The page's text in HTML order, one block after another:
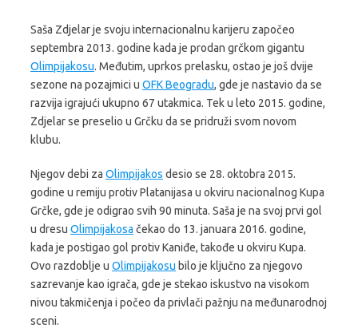
Saša Zdjelar je svoju internacionalnu karijeru započeo
septembra 2013. godine kada je prodan grčkom gigantu
Olimpijakosu. Međutim, uprkos prelasku, ostao je još dvije
sezone na pozajmici u OFK Beogradu, gde je nastavio da se
razvija igrajući ukupno 67 utakmica. Tek u leto 2015. godine,
Zdjelar se preselio u Grčku da se pridruži svom novom
klubu.
Njegov debi za Olimpijakos desio se 28. oktobra 2015.
godine u remiju protiv Platanijasa u okviru nacionalnog Kupa
Grčke, gde je odigrao svih 90 minuta. Saša je na svoj prvi gol
u dresu Olimpijakosa čekao do 13. januara 2016. godine,
kada je postigao gol protiv Kaniđe, takođe u okviru Kupa.
Ovo razdoblje u Olimpijakosu bilo je ključno za njegovo
sazrevanje kao igrača, gde je stekao iskustvo na visokom
nivou takmičenja i počeo da privlači pažnju na međunarodnoj
sceni.